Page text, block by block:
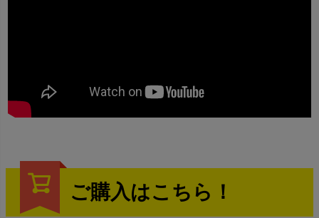
ご購入はこちら！